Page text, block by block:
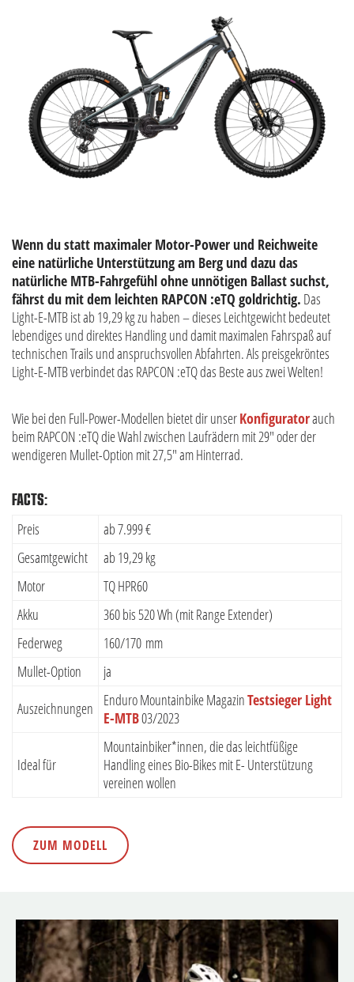
Wenn du statt maximaler Motor-Power und Reichweite
eine natürliche Unterstützung am Berg und dazu das
natürliche MTB-Fahrgefühl ohne unnötigen Ballast suchst,
fährst du mit dem leichten RAPCON :eTQ goldrichtig. Das
Light-E-MTB ist ab 19,29 kg zu haben – dieses Leichtgewicht bedeutet
lebendiges und direktes Handling und damit maximalen Fahrspaß auf
technischen Trails und anspruchsvollen Abfahrten. Als preisgekröntes
Light-E-MTB verbindet das RAPCON :eTQ das Beste aus zwei Welten!
Wie bei den Full-Power-Modellen bietet dir unserKonfiguratorauch
beim RAPCON :eTQ die Wahl zwischen Laufrädern mit 29" oder der
wendigeren Mullet-Option mit 27,5" am Hinterrad.
FACTS:
Preis
ab 7.999 €
Gesamtgewicht
ab 19,29 kg
Motor
TQ HPR60
Akku
360 bis 520 Wh (mit Range Extender)
Federweg
160/170 mm
Mullet-Option
ja
Auszeichnungen
Enduro Mountainbike MagazinTestsieger Light
E-MTB03/2023
Ideal für
Mountainbiker*innen, die das leichtfüßige
Handling eines Bio-Bikes mit E- Unterstützung
vereinen wollen
ZUM MODELL